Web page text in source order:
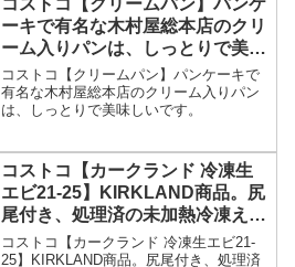
コストコ【クリームパン】パンケ
ーキで有名な木村屋総本店のクリ
ーム入りパンは、しっとりで美味
しいです。
コストコ【クリームパン】パンケーキで
有名な木村屋総本店のクリーム入りパン
は、しっとりで美味しいです。
コストコ【カークランド 冷凍生
エビ21-25】KIRKLAND商品。尻
尾付き、処理済の未加熱冷凍えび
大きめサイズは、海老好きに最高
です。
コストコ【カークランド 冷凍生エビ21-
25】KIRKLAND商品。尻尾付き、処理済